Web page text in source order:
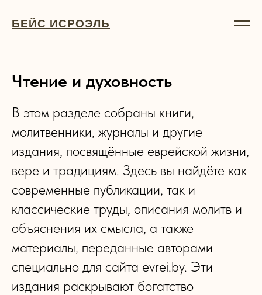
БЕЙС ИСРОЭЛЬ
Чтение и духовность
В этом разделе собраны книги,
молитвенники, журналы и другие
издания, посвящённые еврейской жизни,
вере и традициям. Здесь вы найдёте как
современные публикации, так и
классические труды, описания молитв и
объяснения их смысла, а также
материалы, переданные авторами
специально для сайта evrei.by. Эти
издания раскрывают богатство